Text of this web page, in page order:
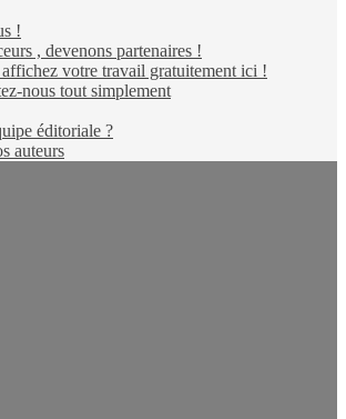
!
, devenons partenaires !
votre travail gratuitement ici !
nous tout simplement
éditoriale ?
auteurs